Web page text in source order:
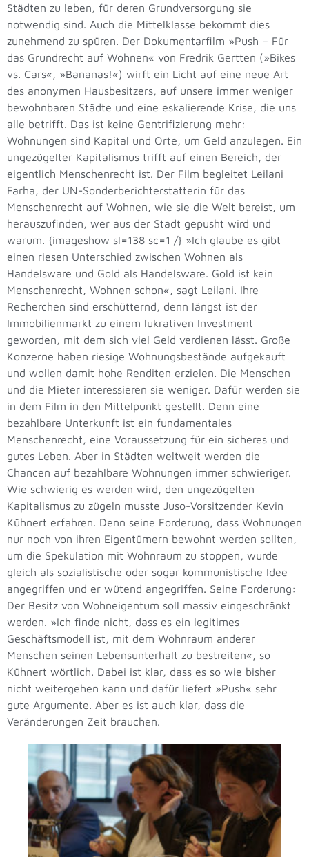
Städten zu leben, für deren Grundversorgung sie
notwendig sind. Auch die Mittelklasse bekommt dies
zunehmend zu spüren. Der Dokumentarfilm »Push – Für
das Grundrecht auf Wohnen« von Fredrik Gertten (»Bikes
vs. Cars«, »Bananas!«) wirft ein Licht auf eine neue Art
des anonymen Hausbesitzers, auf unsere immer weniger
bewohnbaren Städte und eine eskalierende Krise, die uns
alle betrifft. Das ist keine Gentrifizierung mehr:
Wohnungen sind Kapital und Orte, um Geld anzulegen. Ein
ungezügelter Kapitalismus trifft auf einen Bereich, der
eigentlich Menschenrecht ist. Der Film begleitet Leilani
Farha, der UN-Sonderberichterstatterin für das
Menschenrecht auf Wohnen, wie sie die Welt bereist, um
herauszufinden, wer aus der Stadt gepusht wird und
warum. {imageshow sl=138 sc=1 /} »Ich glaube es gibt
einen riesen Unterschied zwischen Wohnen als
Handelsware und Gold als Handelsware. Gold ist kein
Menschenrecht, Wohnen schon«, sagt Leilani. Ihre
Recherchen sind erschütternd, denn längst ist der
Immobilienmarkt zu einem lukrativen Investment
geworden, mit dem sich viel Geld verdienen lässt. Große
Konzerne haben riesige Wohnungsbestände aufgekauft
und wollen damit hohe Renditen erzielen. Die Menschen
und die Mieter interessieren sie weniger. Dafür werden sie
in dem Film in den Mittelpunkt gestellt. Denn eine
bezahlbare Unterkunft ist ein fundamentales
Menschenrecht, eine Voraussetzung für ein sicheres und
gutes Leben. Aber in Städten weltweit werden die
Chancen auf bezahlbare Wohnungen immer schwieriger.
Wie schwierig es werden wird, den ungezügelten
Kapitalismus zu zügeln musste Juso-Vorsitzender Kevin
Kühnert erfahren. Denn seine Forderung, dass Wohnungen
nur noch von ihren Eigentümern bewohnt werden sollten,
um die Spekulation mit Wohnraum zu stoppen, wurde
gleich als sozialistische oder sogar kommunistische Idee
angegriffen und er wütend angegriffen. Seine Forderung:
Der Besitz von Wohneigentum soll massiv eingeschränkt
werden. »Ich finde nicht, dass es ein legitimes
Geschäftsmodell ist, mit dem Wohnraum anderer
Menschen seinen Lebensunterhalt zu bestreiten«, so
Kühnert wörtlich. Dabei ist klar, dass es so wie bisher
nicht weitergehen kann und dafür liefert »Push« sehr
gute Argumente. Aber es ist auch klar, dass die
Veränderungen Zeit brauchen.